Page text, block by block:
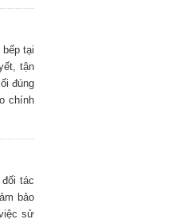
tại
tận
đúng
chính
tác
bảo
sử